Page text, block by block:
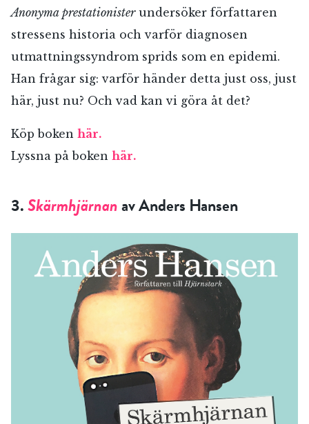
Anonyma prestationisterundersöker författaren
stressens historia och varför diagnosen
utmattningssyndrom sprids som en epidemi.
Han frågar sig: varför händer detta just oss, just
här, just nu? Och vad kan vi göra åt det?
Köp boken här.
Lyssna på boken här.
3.Skärmhjärnanav Anders Hansen